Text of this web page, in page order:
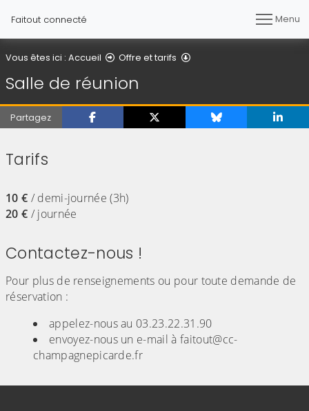
Faitout connecté Menu
Vous êtes ici : Accueil Offre et tarifs
Salle de réunion
Partagez
Tarifs
10 € / demi-journée (3h)
20 € / journée
Contactez-nous !
Pour plus de renseignements ou pour toute demande de
réservation :
appelez-nous au 03.23.22.31.90
envoyez-nous un e-mail à faitout@cc-
champagnepicarde.fr